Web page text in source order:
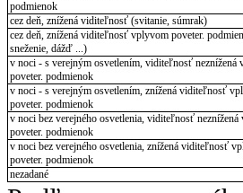
podmienok
cez deň, znížená viditeľnosť (svitanie, súmrak)
cez deň, znížená viditeľnosť vplyvom poveter.
sneženie, dážď ...)
v noci - s verejným osvetlením, viditeľnosť neznížená
poveter. podmienok
v noci - s verejným osvetlením, znížená viditeľnosť
poveter. podmienok
v noci bez verejného osvetlenia, viditeľnosť neznížená
poveter. podmienok
v noci bez verejného osvetlenia, znížená viditeľnosť
poveter. podmienok
nezadané